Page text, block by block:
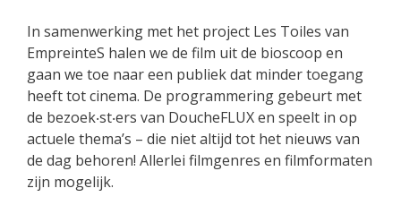
In samenwerking met het project Les Toiles van
EmpreinteS halen we de film uit de bioscoop en
gaan we toe naar een publiek dat minder toegang
heeft tot cinema. De programmering gebeurt met
de bezoek‧st‧ers van DoucheFLUX en speelt in op
actuele thema’s – die niet altijd tot het nieuws van
de dag behoren! Allerlei filmgenres en filmformaten
zijn mogelijk.